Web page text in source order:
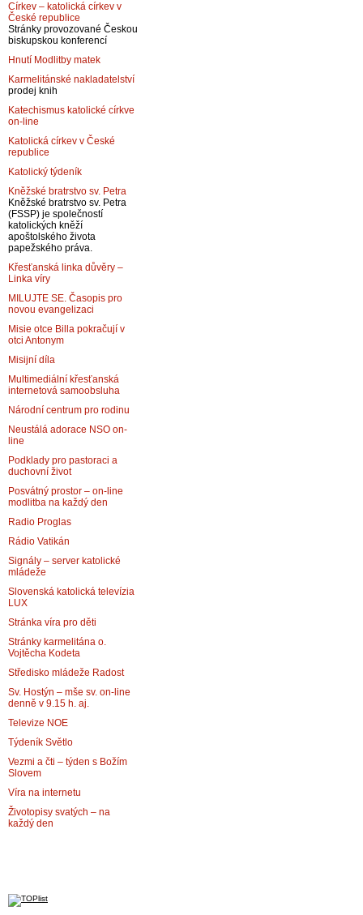
Církev – katolická církev v
České republice
Stránky provozované Českou
biskupskou konferencí
Hnutí Modlitby matek
Karmelitánské nakladatelství
prodej knih
Katechismus katolické církve
on-line
Katolická církev v České
republice
Katolický týdeník
Kněžské bratrstvo sv. Petra
Kněžské bratrstvo sv. Petra
(FSSP) je společností
katolických kněží
apoštolského života
papežského práva.
Křesťanská linka důvěry –
Linka víry
MILUJTE SE. Časopis pro
novou evangelizaci
Misie otce Billa pokračují v
otci Antonym
Misijní díla
Multimediální křesťanská
internetová samoobsluha
Národní centrum pro rodinu
Neustálá adorace NSO on-
line
Podklady pro pastoraci a
duchovní život
Posvátný prostor – on-line
modlitba na každý den
Radio Proglas
Rádio Vatikán
Signály – server katolické
mládeže
Slovenská katolická televízia
LUX
Stránka víra pro děti
Stránky karmelitána o.
Vojtěcha Kodeta
Středisko mládeže Radost
Sv. Hostýn – mše sv. on-line
denně v 9.15 h. aj.
Televize NOE
Týdeník Světlo
Vezmi a čti – týden s Božím
Slovem
Víra na internetu
Životopisy svatých – na
každý den